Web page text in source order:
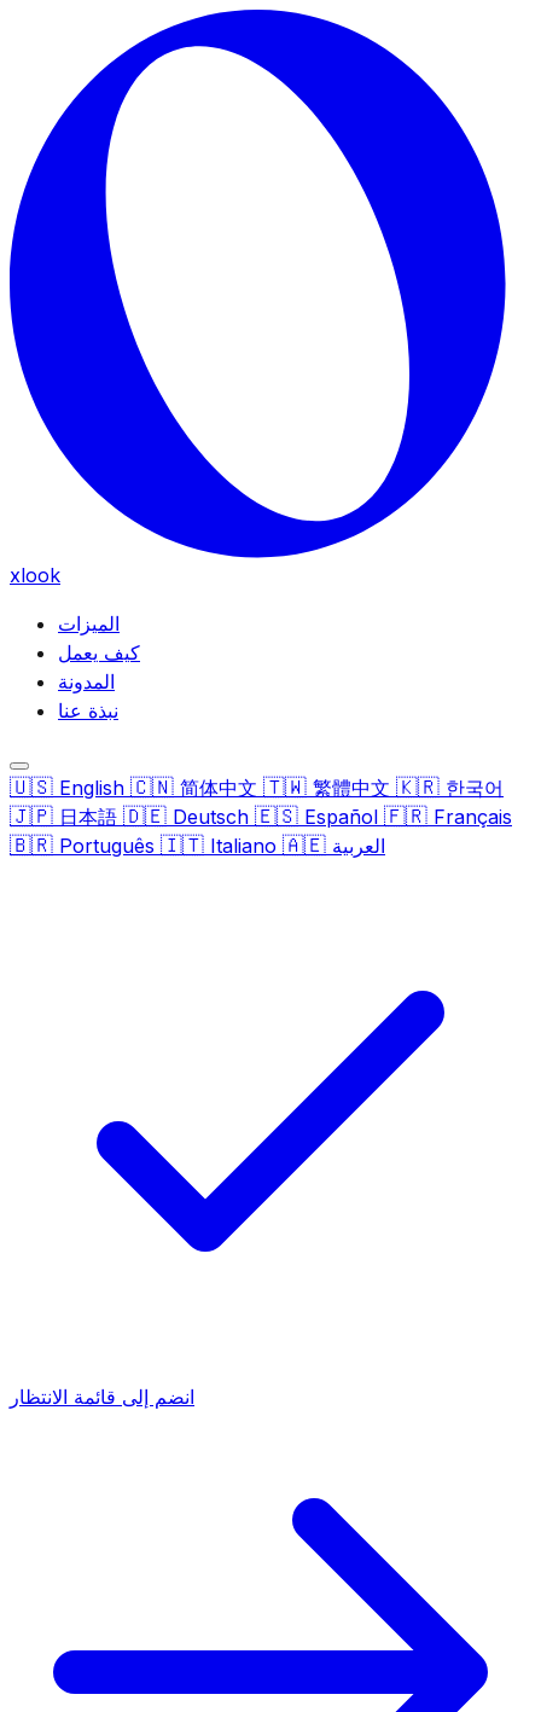
Skip to main content
xlook
الميزات
كيف يعمل
المدونة
نبذة عنا
🇺🇸 English 🇨🇳 简体中文 🇹🇼 繁體中文 🇰🇷 한국어
🇯🇵 日本語 🇩🇪 Deutsch 🇪🇸 Español 🇫🇷 Français
🇧🇷 Português 🇮🇹 Italiano 🇦🇪 العربية
انضم إلى قائمة الانتظار